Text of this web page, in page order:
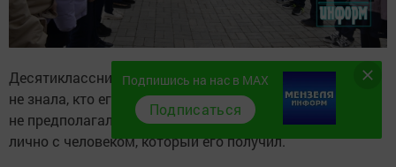
Десятиклассница Камиля, когда писала письмо,
не знала, кто его будет читать, и уж совершенно
не предполагала, что через пару месяцев встретится
лично с человеком, который его получил.
Подпишись на нас в MAX
Подписаться